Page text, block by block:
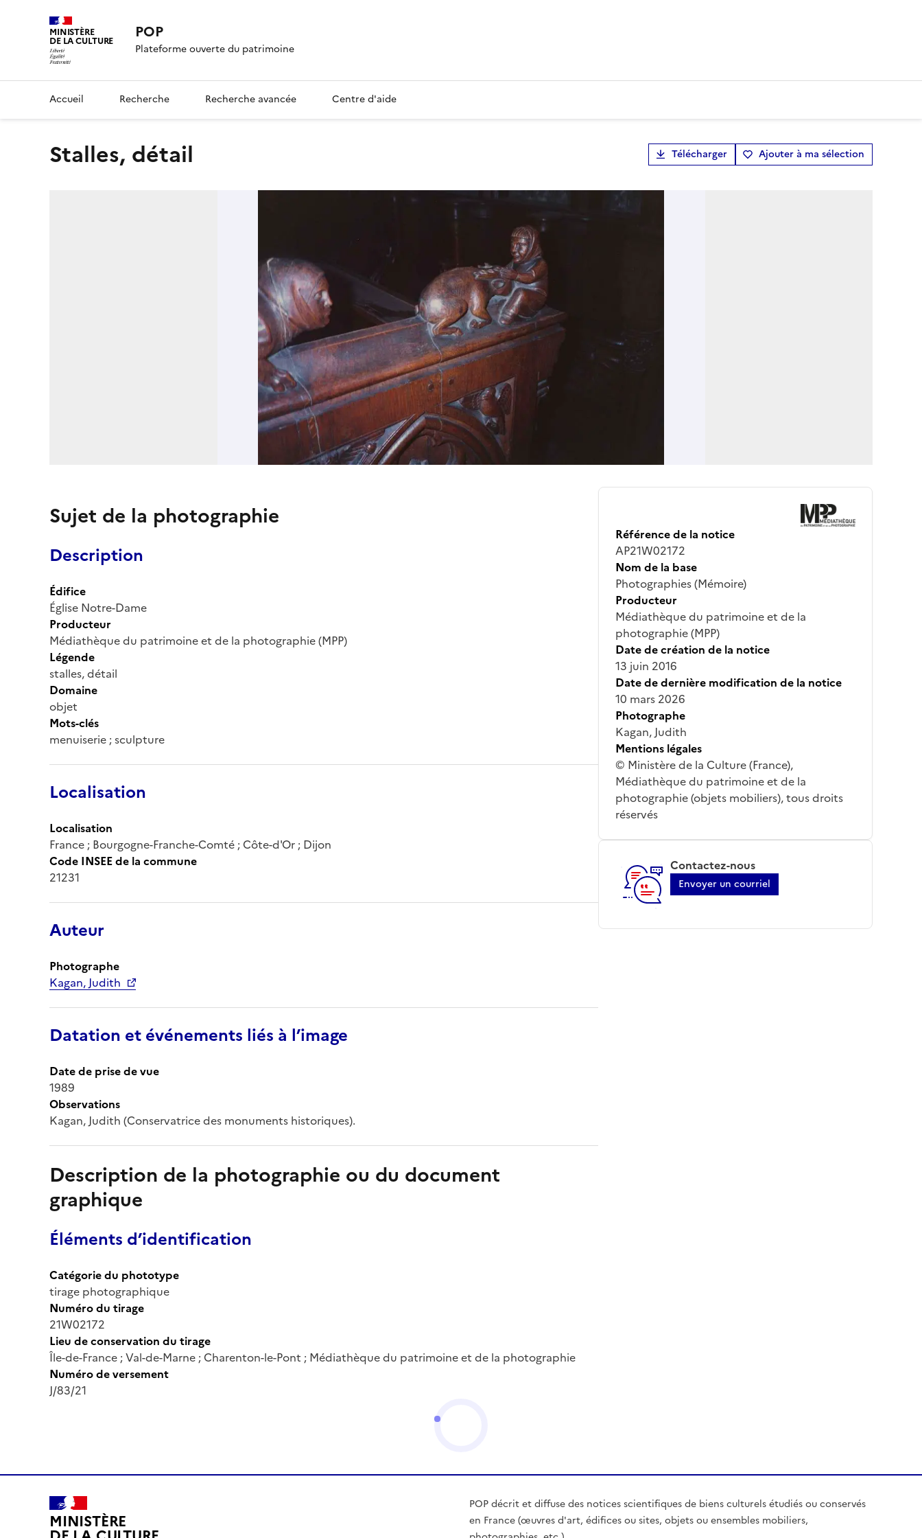
MINISTÈRE
DE LA CULTURE POP
Plateforme ouverte du patrimoine
Accueil Recherche Recherche avancée Centre d'aide
stalles, détail Télécharger Ajouter à ma sélection
Sujet de la photographie
Description
Édifice
Église Notre-Dame
Producteur
Médiathèque du patrimoine et de la photographie (MPP)
Légende
stalles, détail
Domaine
objet
Mots-clés
menuiserie ; sculpture
Localisation
Localisation
France ; Bourgogne-Franche-Comté ; Côte-d'Or ; Dijon
Code INSEE de la commune
21231
Auteur
Photographe
Kagan, Judith
Datation et événements liés à l’image
Date de prise de vue
1989
Observations
Kagan, Judith (Conservatrice des monuments historiques).
Description de la photographie ou du document
graphique
Éléments d’identification
Catégorie du phototype
tirage photographique
Numéro du tirage
21W02172
Lieu de conservation du tirage
Île-de-France ; Val-de-Marne ; Charenton-le-Pont ; Médiathèque du patrimoine et de la photographie
Numéro de versement
J/83/21
Référence de la notice
AP21W02172
Nom de la base
Photographies (Mémoire)
Producteur
Médiathèque du patrimoine et de la
photographie (MPP)
Date de création de la notice
13 juin 2016
Date de dernière modification de la notice
10 mars 2026
Photographe
Kagan, Judith
Mentions légales
© Ministère de la Culture (France),
Médiathèque du patrimoine et de la
photographie (objets mobiliers), tous droits
réservés
Contactez-nous
Envoyer un courriel
MINISTÈRE
POP décrit et diffuse des notices scientifiques de biens culturels étudiés ou conservés
en France (œuvres d'art, édifices ou sites, objets ou ensembles mobiliers,